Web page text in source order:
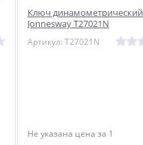
Ключ динамометрический
Jonnesway T27021N
Артикул: T27021N
Не указана цена за 1